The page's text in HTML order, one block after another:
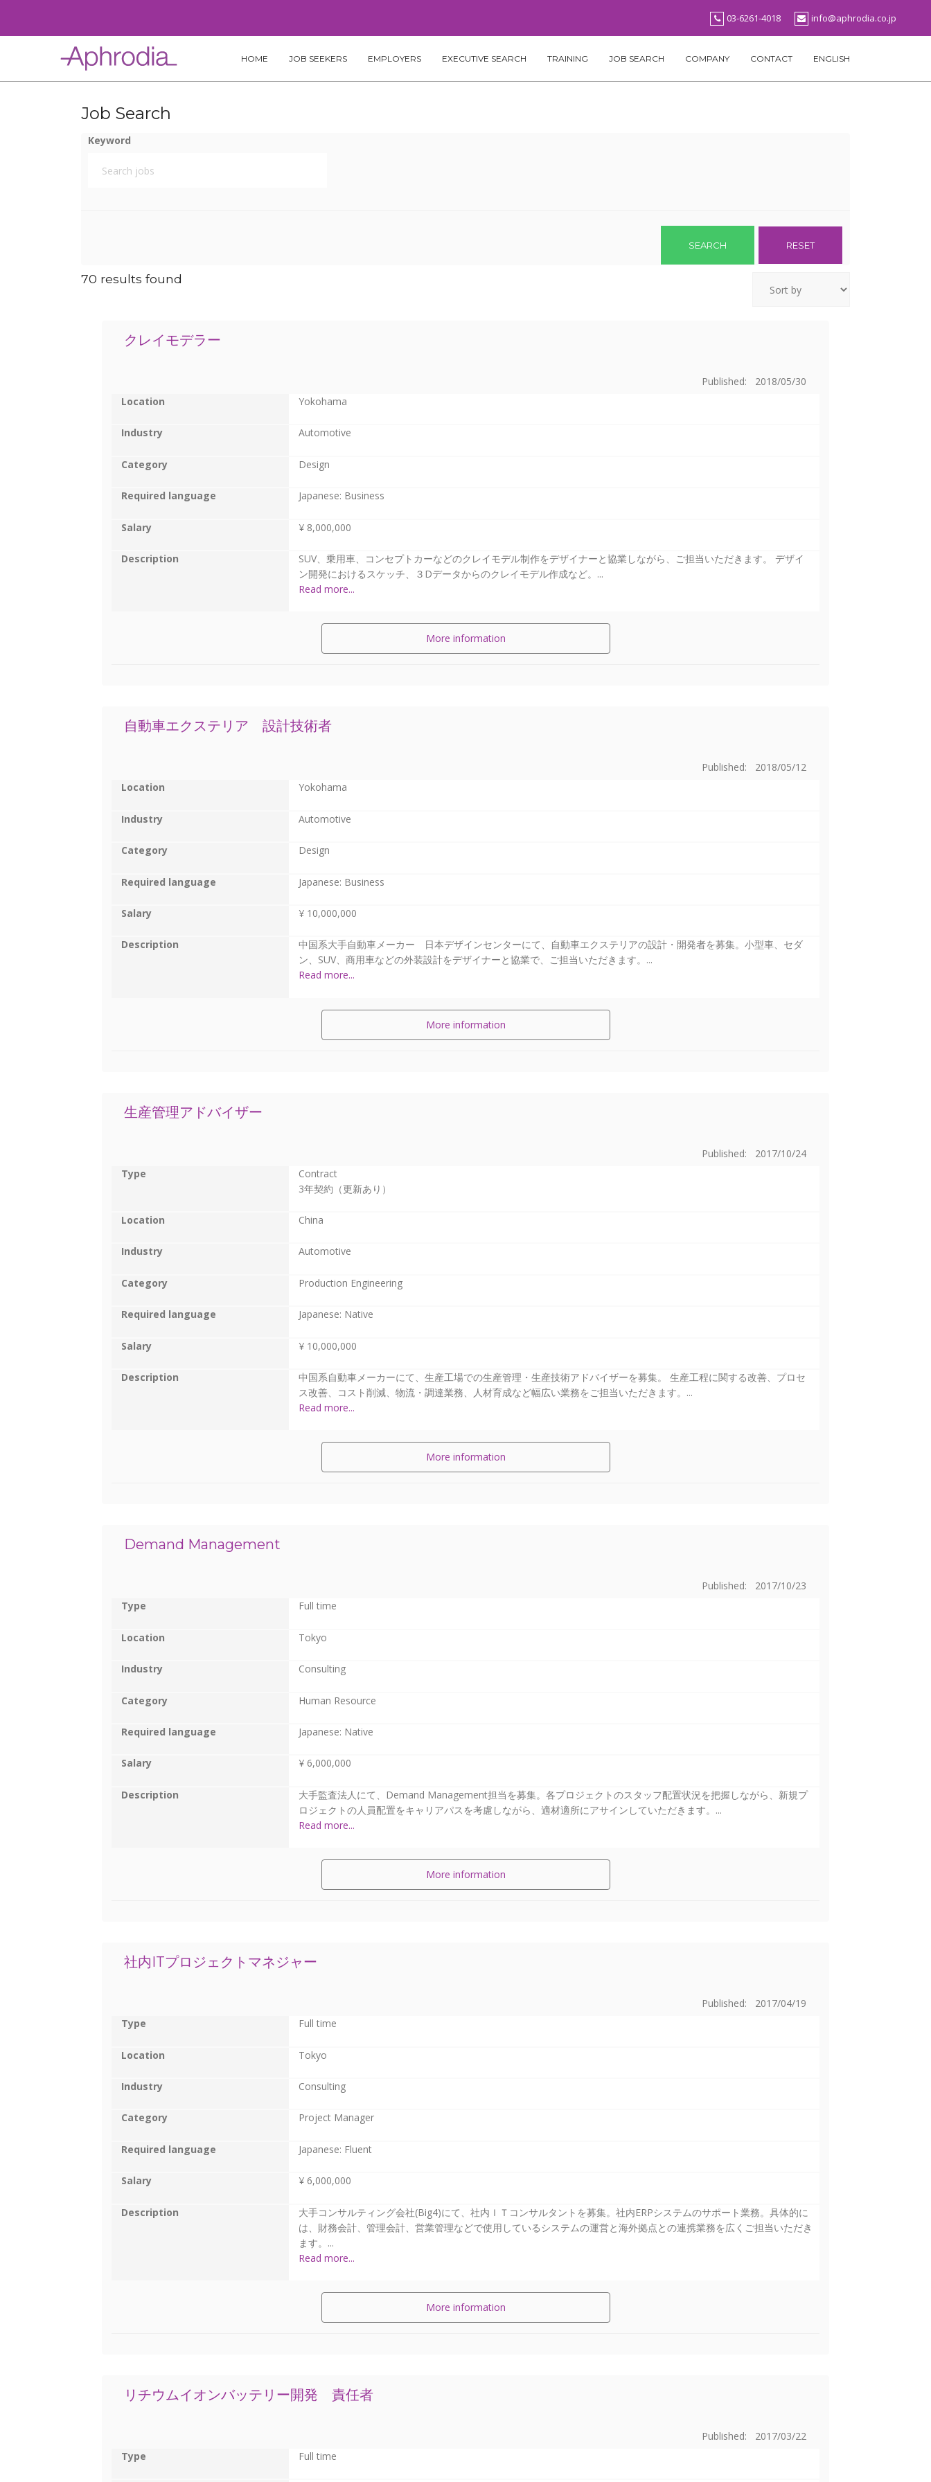
content
03-6261-4018 info@aphrodia.co.jp
HOME JOB SEEKERS EMPLOYERS EXECUTIVE SEARCH TRAINING JOB SEARCH COMPANY CONTACT ENGLISH
Job Search
Keyword
70 results found
クレイモデラー
Published: 2018/05/30
Location
Yokohama
Industry Automotive
Category Design
Required language Japanese: Business
Salary ¥ 8,000,000
Description
SUV、乗用車、コンセプトカーなどのクレイモデル制作をデザイナーと協業しながら、ご担当いただきます。 デザイ
ン開発におけるスケッチ、３Dデータからのクレイモデル作成など。...
Read more...
More information
自動車エクステリア 設計技術者
Published: 2018/05/12
Location
Yokohama
Industry Automotive
Category Design
Required language Japanese: Business
Salary ¥ 10,000,000
Description
中国系大手自動車メーカー 日本デザインセンターにて、自動車エクステリアの設計・開発者を募集。小型車、セダ
ン、SUV、商用車などの外装設計をデザイナーと協業で、ご担当いただきます。...
Read more...
More information
生産管理アドバイザー
Published: 2017/10/24
Type
Contract
3年契約（更新あり）
Location China
Industry Automotive
Category Production Engineering
Required language Japanese: Native
Salary ¥ 10,000,000
Description
中国系自動車メーカーにて、生産工場での生産管理・生産技術アドバイザーを募集。 生産工程に関する改善、プロセ
ス改善、コスト削減、物流・調達業務、人材育成など幅広い業務をご担当いただきます。...
Read more...
More information
Demand Management
Published: 2017/10/23
Type
Full time
Location Tokyo
Industry Consulting
Category Human Resource
Required language Japanese: Native
Salary ¥ 6,000,000
Description
大手監査法人にて、Demand Management担当を募集。各プロジェクトのスタッフ配置状況を把握しながら、新規プ
ロジェクトの人員配置をキャリアパスを考慮しながら、適材適所にアサインしていただきます。...
Read more...
More information
社内ITプロジェクトマネジャー
Published: 2017/04/19
Type
Full time
Location Tokyo
Industry Consulting
Category Project Manager
Required language Japanese: Fluent
Salary ¥ 6,000,000
Description
大手コンサルティング会社(Big4)にて、社内ＩＴコンサルタントを募集。社内ERPシステムのサポート業務。具体的に
は、財務会計、管理会計、営業管理などで使用しているシステムの運営と海外拠点との連携業務を広くご担当いただき
ます。...
Read more...
More information
リチウムイオンバッテリー開発 責任者
Published: 2017/03/22
Type
Full time